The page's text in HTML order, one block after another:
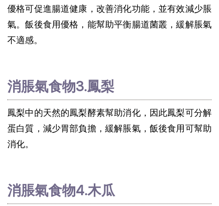
優格可促進腸道健康，改善消化功能，並有效減少脹
氣。飯後食用優格，能幫助平衡腸道菌叢，緩解脹氣
不適感。
消脹氣食物3.鳳梨
鳳梨中的天然的鳳梨酵素幫助消化，因此鳳梨可分解
蛋白質，減少胃部負擔，緩解脹氣，飯後食用可幫助
消化。
消脹氣食物4.木瓜